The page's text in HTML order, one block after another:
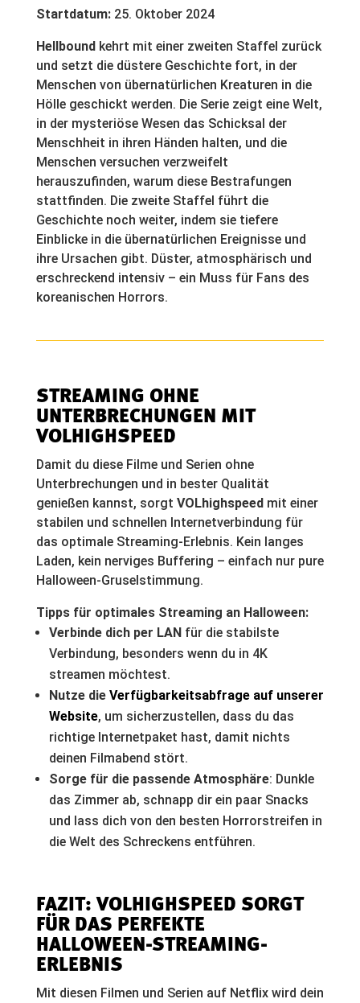
Startdatum:25. Oktober 2024
Hellboundkehrt mit einer zweiten Staffel zurück
und setzt die düstere Geschichte fort, in der
Menschen von übernatürlichen Kreaturen in die
Hölle geschickt werden. Die Serie zeigt eine Welt,
in der mysteriöse Wesen das Schicksal der
Menschheit in ihren Händen halten, und die
Menschen versuchen verzweifelt
herauszufinden, warum diese Bestrafungen
stattfinden. Die zweite Staffel führt die
Geschichte noch weiter, indem sie tiefere
Einblicke in die übernatürlichen Ereignisse und
ihre Ursachen gibt. Düster, atmosphärisch und
erschreckend intensiv – ein Muss für Fans des
koreanischen Horrors.
STREAMING OHNE
UNTERBRECHUNGEN MIT
VOLHIGHSPEED
Damit du diese Filme und Serien ohne
Unterbrechungen und in bester Qualität
genießen kannst, sorgt VOLhighspeedmit einer
stabilen und schnellen Internetverbindung für
das optimale Streaming-Erlebnis. Kein langes
Laden, kein nerviges Buffering – einfach nur pure
Halloween-Gruselstimmung.
Tipps für optimales Streaming an Halloween:
Verbinde dich per LANfür die stabilste
Verbindung, besonders wenn du in 4K
streamen möchtest.
Nutze die Verfügbarkeitsabfrage auf unserer
Website, um sicherzustellen, dass du das
richtige Internetpaket hast, damit nichts
deinen Filmabend stört.
Sorge für die passende Atmosphäre: Dunkle
das Zimmer ab, schnapp dir ein paar Snacks
und lass dich von den besten Horrorstreifen in
die Welt des Schreckens entführen.
FAZIT: VOLHIGHSPEED SORGT
FÜR DAS PERFEKTE
HALLOWEEN-STREAMING-
ERLEBNIS
Mit diesen Filmen und Serien auf Netflix wird dein